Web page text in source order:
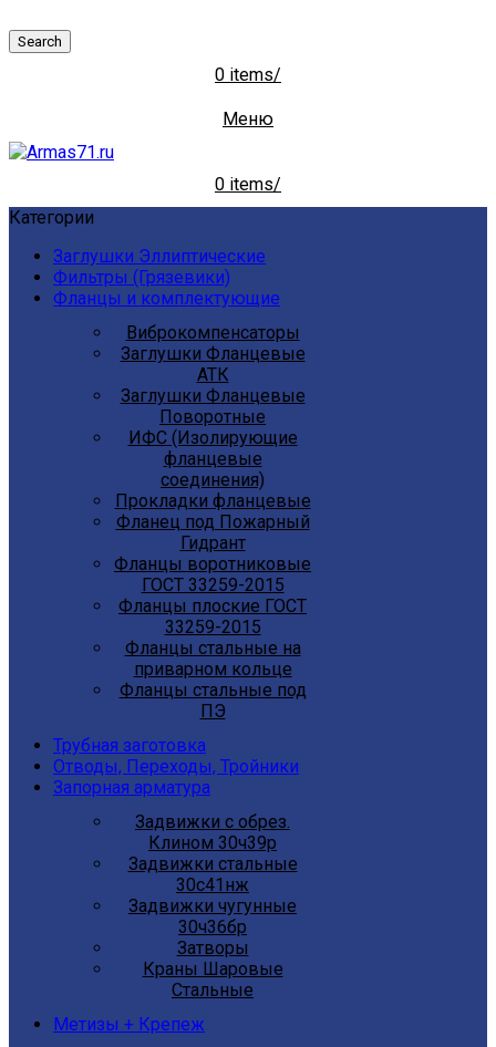
Search
0 items/
Меню
0 items/
Категории
Заглушки Эллиптические
Фильтры (Грязевики)
Фланцы и комплектующие
Виброкомпенсаторы
Заглушки Фланцевые
АТК
Заглушки Фланцевые
Поворотные
ИФС (Изолирующие
фланцевые
соединения)
Прокладки фланцевые
Фланец под Пожарный
Гидрант
Фланцы воротниковые
ГОСТ 33259-2015
Фланцы плоские ГОСТ
33259-2015
Фланцы стальные на
приварном кольце
Фланцы стальные под
ПЭ
Трубная заготовка
Отводы, Переходы, Тройники
Запорная арматура
Задвижки с обрез.
Клином 30ч39р
Задвижки стальные
30с41нж
Задвижки чугунные
30ч36бр
Затворы
Краны Шаровые
Стальные
Метизы + Крепеж